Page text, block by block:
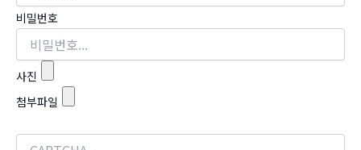
비밀번호
사진
첨부파일